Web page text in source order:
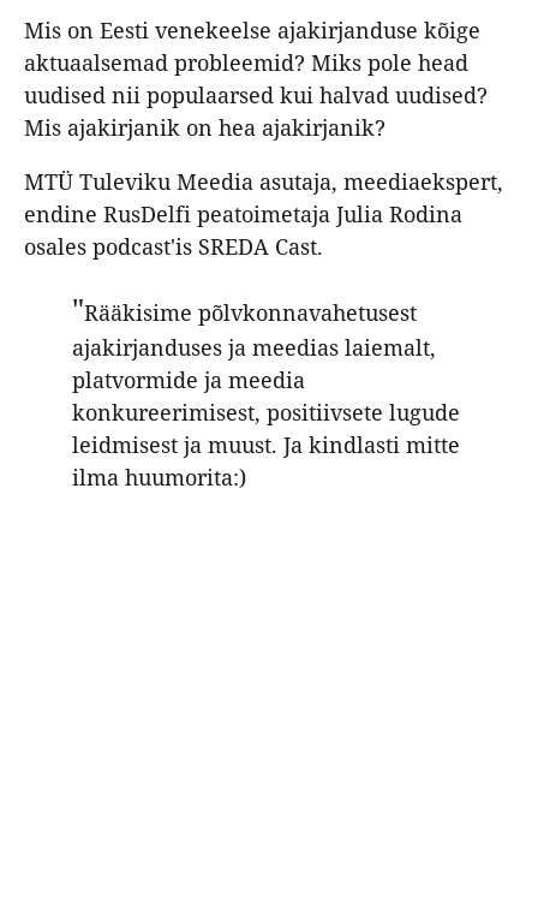
Mis on Eesti venekeelse ajakirjanduse kõige
aktuaalsemad probleemid? Miks pole head
uudised nii populaarsed kui halvad uudised?
Mis ajakirjanik on hea ajakirjanik?
MTÜ Tuleviku Meedia asutaja, meediaekspert,
endine RusDelfi peatoimetaja Julia Rodina
osales podcast'is SREDA Cast.
"Rääkisime põlvkonnavahetusest
ajakirjanduses ja meedias laiemalt,
platvormide ja meedia
konkureerimisest, positiivsete lugude
leidmisest ja muust. Ja kindlasti mitte
ilma huumorita:)